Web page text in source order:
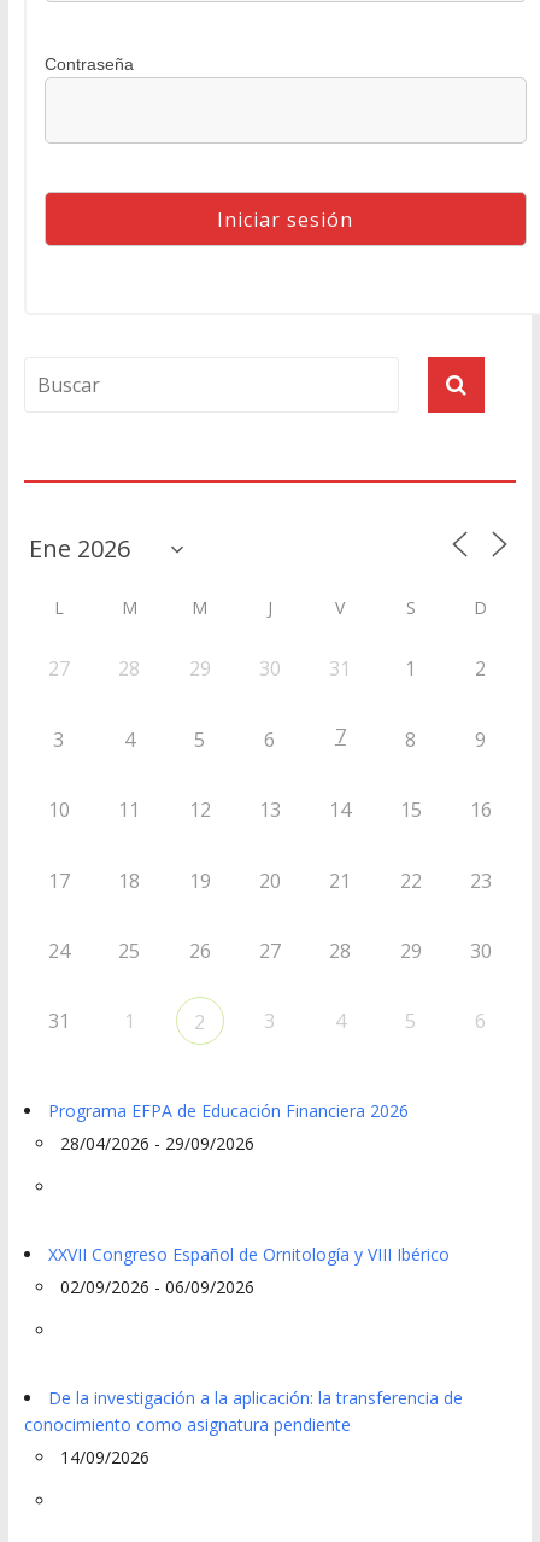
Contraseña
L M M J V S D
27 28 29 30 31 1 2
3 4 5 6 7 8 9
10 11 12 13 14 15 16
17 18 19 20 21 22 23
24 25 26 27 28 29 30
31 1 2 3 4 5 6
Programa EFPA de Educación Financiera 2026
28/04/2026 - 29/09/2026
XXVII Congreso Español de Ornitología y VIII Ibérico
02/09/2026 - 06/09/2026
De la investigación a la aplicación: la transferencia de
conocimiento como asignatura pendiente
14/09/2026